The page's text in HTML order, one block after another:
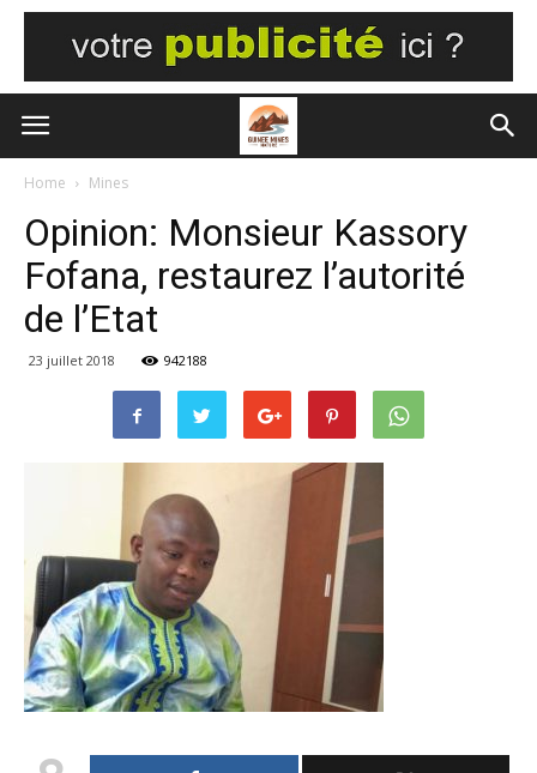
Home Mines
Opinion: Monsieur Kassory
Fofana, restaurez l’autorité
de l’Etat
23 juillet 2018 942188